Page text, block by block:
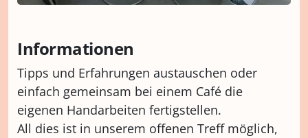
Informationen
Tipps und Erfahrungen austauschen oder
einfach gemeinsam bei einem Café die
eigenen Handarbeiten fertigstellen.
All dies ist in unserem offenen Treff möglich,